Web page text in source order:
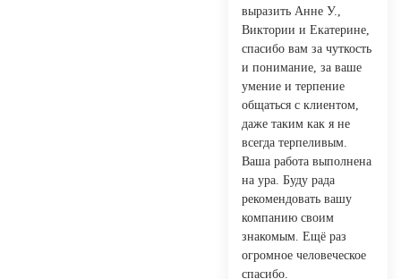
выразить Анне У.,
Виктории и Екатерине,
спасибо вам за чуткость
и понимание, за ваше
умение и терпение
общаться с клиентом,
даже таким как я не
всегда терпеливым.
Ваша работа выполнена
на ура. Буду рада
рекомендовать вашу
компанию своим
знакомым. Ещё раз
огромное человеческое
спасибо.